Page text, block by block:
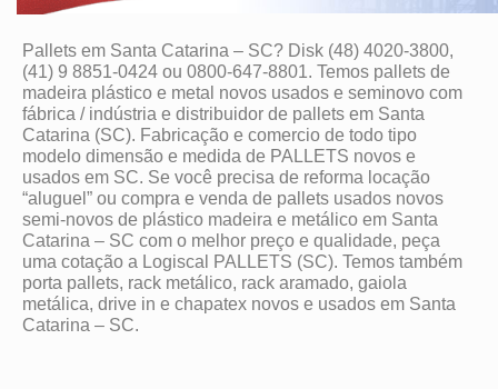
Pallets em Santa Catarina – SC? Disk (48) 4020-3800,
(41) 9 8851-0424 ou 0800-647-8801. Temos pallets de
madeira plástico e metal novos usados e seminovo com
fábrica / indústria e distribuidor de pallets em Santa
Catarina (SC). Fabricação e comercio de todo tipo
modelo dimensão e medida de PALLETS novos e
usados em SC. Se você precisa de reforma locação
“aluguel” ou compra e venda de pallets usados novos
semi-novos de plástico madeira e metálico em Santa
Catarina – SC com o melhor preço e qualidade, peça
uma cotação a Logiscal PALLETS (SC). Temos também
porta pallets, rack metálico, rack aramado, gaiola
metálica, drive in e chapatex novos e usados em Santa
Catarina – SC.